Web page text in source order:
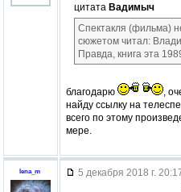
цитата Вадимыч
Спектакля (фильма)
сюжетом читал:
Правда, книга эта
благодарю
,
найду ссылку на
всего по этому
мере.
lena_m
5 декабря 2018 г.